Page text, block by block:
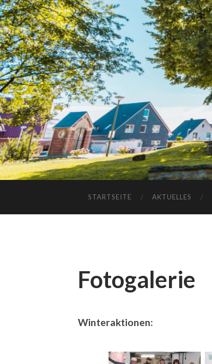
STARTSEITE AKTUELLES
Fotogalerie
Winteraktionen: